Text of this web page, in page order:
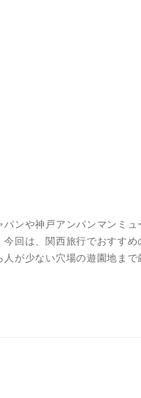
ンや神戸アンパンマンミ
今回は、関西旅行でおす
が少ない穴場の遊園地まで